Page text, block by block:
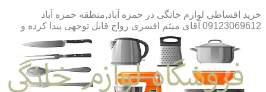
خرید اقساطی لوازم خانگی در حمزه آباد,منطقه حمزه آباد
09123069612 آقای میثم افسری
رواج قابل توجهی پیدا کرده و